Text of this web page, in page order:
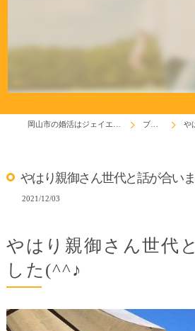
ブログ や
やはり親御さん世代と話が合い
2021/12/03
やはり親御さん世代
した(^^♪